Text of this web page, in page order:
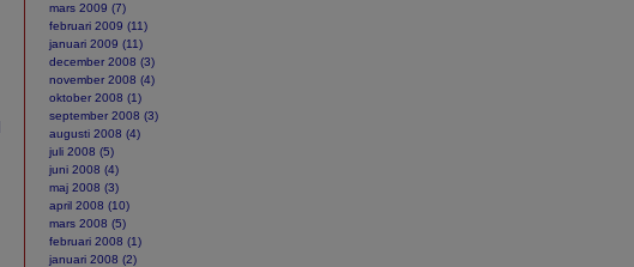
mars 2009 (7)
februari 2009 (11)
januari 2009 (11)
december 2008 (3)
november 2008 (4)
oktober 2008 (1)
september 2008 (3)
augusti 2008 (4)
juli 2008 (5)
juni 2008 (4)
maj 2008 (3)
april 2008 (10)
mars 2008 (5)
februari 2008 (1)
januari 2008 (2)